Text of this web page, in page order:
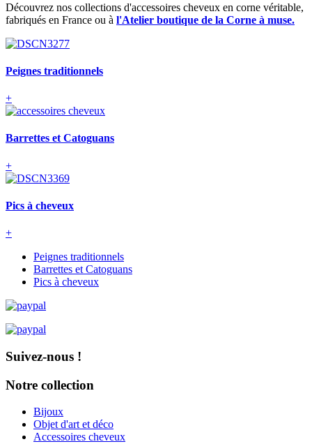
Découvrez nos collections d'accessoires cheveux en corne véritable,
fabriqués en France ou à l'Atelier boutique de la Corne à muse.
Peignes traditionnels
+
Barrettes et Catoguans
+
Pics à cheveux
+
Peignes traditionnels
Barrettes et Catoguans
Pics à cheveux
Suivez-nous !
Notre collection
Bijoux
Objet d'art et déco
Accessoires cheveux